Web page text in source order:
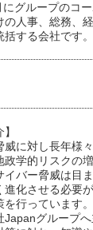
にグループのコ
の人事、総務、
括する会社です。
威に対し長年様
政学的リスクの
イバー脅威は目
進化させる必要
を行っています
Japanグループ